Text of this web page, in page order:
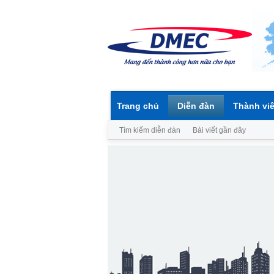
Trang chủ Diễn đàn
Tìm kiếm diễn đàn Bài viết gần đây
Thành